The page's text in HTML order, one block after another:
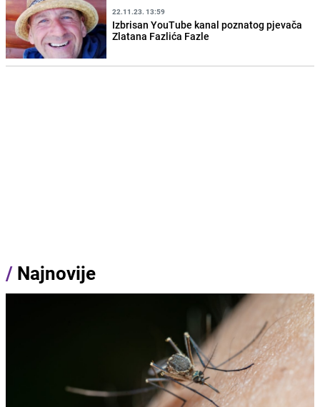
22.11.23. 13:59
Izbrisan YouTube kanal poznatog pjevača
Zlatana Fazlića Fazle
/ Najnovije